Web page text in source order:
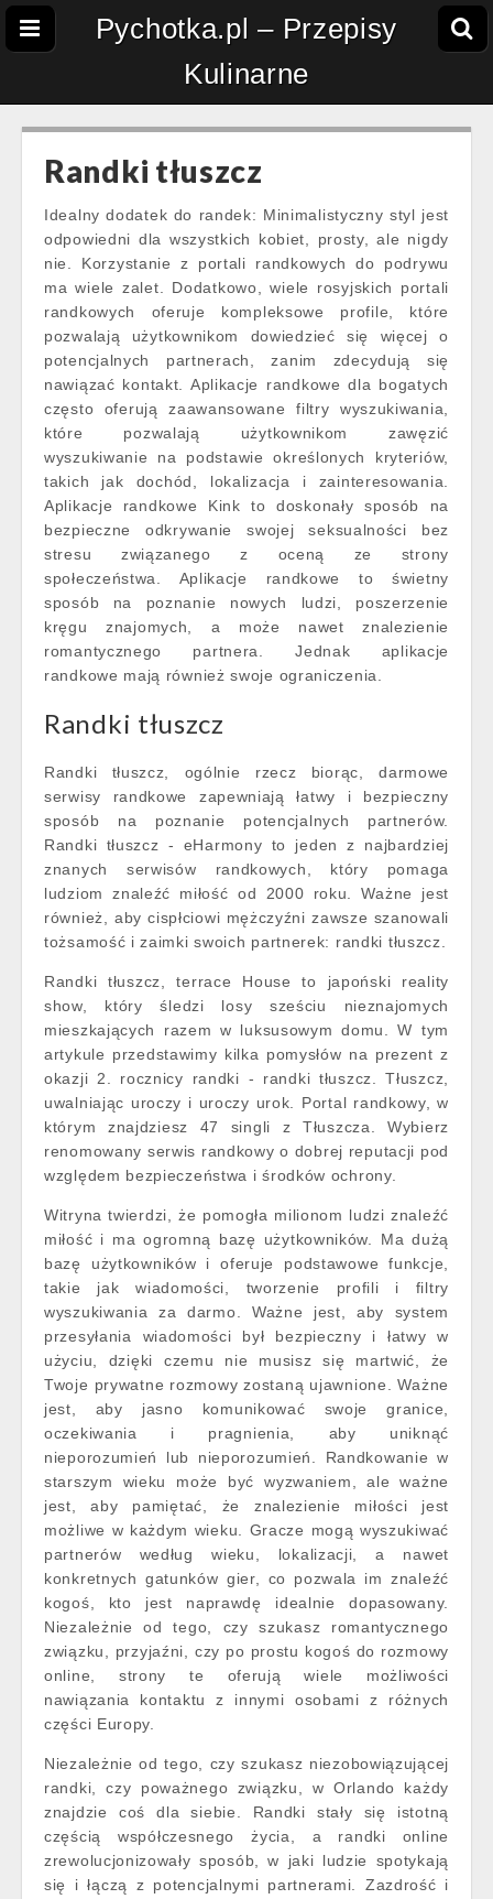
Pychotka.pl – Przepisy
Kulinarne
Randki tłuszcz
Idealny dodatek do randek: Minimalistyczny styl jest
odpowiedni dla wszystkich kobiet, prosty, ale nigdy
nie. Korzystanie z portali randkowych do podrywu
ma wiele zalet. Dodatkowo, wiele rosyjskich portali
randkowych oferuje kompleksowe profile, które
pozwalają użytkownikom dowiedzieć się więcej o
potencjalnych partnerach, zanim zdecydują się
nawiązać kontakt. Aplikacje randkowe dla bogatych
często oferują zaawansowane filtry wyszukiwania,
które pozwalają użytkownikom zawęzić
wyszukiwanie na podstawie określonych kryteriów,
takich jak dochód, lokalizacja i zainteresowania.
Aplikacje randkowe Kink to doskonały sposób na
bezpieczne odkrywanie swojej seksualności bez
stresu związanego z oceną ze strony
społeczeństwa. Aplikacje randkowe to świetny
sposób na poznanie nowych ludzi, poszerzenie
kręgu znajomych, a może nawet znalezienie
romantycznego partnera. Jednak aplikacje
randkowe mają również swoje ograniczenia.
Randki tłuszcz
Randki tłuszcz, ogólnie rzecz biorąc, darmowe
serwisy randkowe zapewniają łatwy i bezpieczny
sposób na poznanie potencjalnych partnerów.
Randki tłuszcz - eHarmony to jeden z najbardziej
znanych serwisów randkowych, który pomaga
ludziom znaleźć miłość od 2000 roku. Ważne jest
również, aby cispłciowi mężczyźni zawsze szanowali
tożsamość i zaimki swoich partnerek: randki tłuszcz.
Randki tłuszcz, terrace House to japoński reality
show, który śledzi losy sześciu nieznajomych
mieszkających razem w luksusowym domu. W tym
artykule przedstawimy kilka pomysłów na prezent z
okazji 2. rocznicy randki - randki tłuszcz. Tłuszcz,
uwalniając uroczy i uroczy urok. Portal randkowy, w
którym znajdziesz 47 singli z Tłuszcza. Wybierz
renomowany serwis randkowy o dobrej reputacji pod
względem bezpieczeństwa i środków ochrony.
Witryna twierdzi, że pomogła milionom ludzi znaleźć
miłość i ma ogromną bazę użytkowników. Ma dużą
bazę użytkowników i oferuje podstawowe funkcje,
takie jak wiadomości, tworzenie profili i filtry
wyszukiwania za darmo. Ważne jest, aby system
przesyłania wiadomości był bezpieczny i łatwy w
użyciu, dzięki czemu nie musisz się martwić, że
Twoje prywatne rozmowy zostaną ujawnione. Ważne
jest, aby jasno komunikować swoje granice,
oczekiwania i pragnienia, aby uniknąć
nieporozumień lub nieporozumień. Randkowanie w
starszym wieku może być wyzwaniem, ale ważne
jest, aby pamiętać, że znalezienie miłości jest
możliwe w każdym wieku. Gracze mogą wyszukiwać
partnerów według wieku, lokalizacji, a nawet
konkretnych gatunków gier, co pozwala im znaleźć
kogoś, kto jest naprawdę idealnie dopasowany.
Niezależnie od tego, czy szukasz romantycznego
związku, przyjaźni, czy po prostu kogoś do rozmowy
online, strony te oferują wiele możliwości
nawiązania kontaktu z innymi osobami z różnych
części Europy.
Niezależnie od tego, czy szukasz niezobowiązującej
randki, czy poważnego związku, w Orlando każdy
znajdzie coś dla siebie. Randki stały się istotną
częścią współczesnego życia, a randki online
zrewolucjonizowały sposób, w jaki ludzie spotykają
się i łączą z potencjalnymi partnerami. Zazdrość i